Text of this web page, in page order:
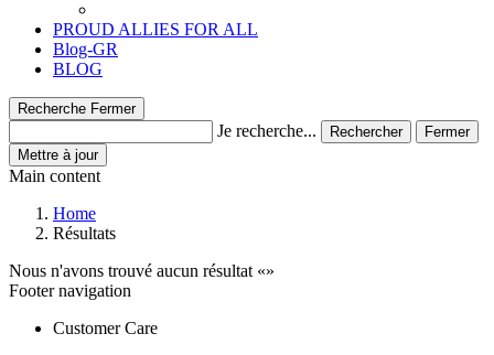
PROUD ALLIES FOR ALL
Blog-GR
BLOG
Recherche Fermer
Je recherche... Rechercher
Fermer
Mettre à jour
Main content
Home
Résultats
Nous n'avons trouvé aucun résultat
Footer navigation
Customer Care